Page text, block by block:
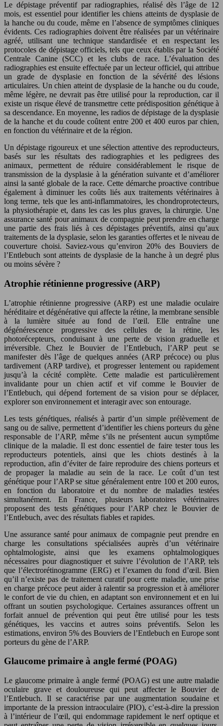
Le dépistage préventif par radiographies, réalisé dès l’âge de 12
mois, est essentiel pour identifier les chiens atteints de dysplasie de
la hanche ou du coude, même en l’absence de symptômes cliniques
évidents. Ces radiographies doivent être réalisées par un vétérinaire
agréé, utilisant une technique standardisée et en respectant les
protocoles de dépistage officiels, tels que ceux établis par la Société
Centrale Canine (SCC) et les clubs de race. L’évaluation des
radiographies est ensuite effectuée par un lecteur officiel, qui attribue
un grade de dysplasie en fonction de la sévérité des lésions
articulaires. Un chien atteint de dysplasie de la hanche ou du coude,
même légère, ne devrait pas être utilisé pour la reproduction, car il
existe un risque élevé de transmettre cette prédisposition génétique à
sa descendance. En moyenne, les radios de dépistage de la dysplasie
de la hanche et du coude coûtent entre 200 et 400 euros par chien,
en fonction du vétérinaire et de la région.
Un dépistage rigoureux et une sélection attentive des reproducteurs,
basés sur les résultats des radiographies et les pedigrees des
animaux, permettent de réduire considérablement le risque de
transmission de la dysplasie à la génération suivante et d’améliorer
ainsi la santé globale de la race. Cette démarche proactive contribue
également à diminuer les coûts liés aux traitements vétérinaires à
long terme, tels que les anti-inflammatoires, les chondroprotecteurs,
la physiothérapie et, dans les cas les plus graves, la chirurgie. Une
assurance santé pour animaux de compagnie peut prendre en charge
une partie des frais liés à ces dépistages préventifs, ainsi qu’aux
traitements de la dysplasie, selon les garanties offertes et le niveau de
couverture choisi. Saviez-vous qu’environ 20% des Bouviers de
l’Entlebuch sont atteints de dysplasie de la hanche à un degré plus
ou moins sévère ?
Atrophie rétinienne progressive (ARP)
L’atrophie rétinienne progressive (ARP) est une maladie oculaire
héréditaire et dégénérative qui affecte la rétine, la membrane sensible
à la lumière située au fond de l’œil. Elle entraîne une
dégénérescence progressive des cellules de la rétine, les
photorécepteurs, conduisant à une perte de vision graduelle et
irréversible. Chez le Bouvier de l’Entlebuch, l’ARP peut se
manifester dès l’âge de quelques années (ARP précoce) ou plus
tardivement (ARP tardive), et progresser lentement ou rapidement
jusqu’à la cécité complète. Cette maladie est particulièrement
invalidante pour un chien actif et vif comme le Bouvier de
l’Entlebuch, qui dépend fortement de sa vision pour se déplacer,
explorer son environnement et interagir avec son entourage.
Les tests génétiques, réalisés à partir d’un simple prélèvement de
sang ou de salive, permettent d’identifier les chiens porteurs du gène
responsable de l’ARP, même s’ils ne présentent aucun symptôme
clinique de la maladie. Il est donc essentiel de faire tester tous les
reproducteurs potentiels, ainsi que les chiots destinés à la
reproduction, afin d’éviter de faire reproduire des chiens porteurs et
de propager la maladie au sein de la race. Le coût d’un test
génétique pour l’ARP se situe généralement entre 100 et 200 euros,
en fonction du laboratoire et du nombre de maladies testées
simultanément. En France, plusieurs laboratoires vétérinaires
proposent des tests génétiques pour l’ARP chez le Bouvier de
l’Entlebuch, avec des résultats fiables et rapides.
Une assurance santé pour animaux de compagnie peut prendre en
charge les consultations spécialisées auprès d’un vétérinaire
ophtalmologiste, ainsi que les examens ophtalmologiques
nécessaires pour diagnostiquer et suivre l’évolution de l’ARP, tels
que l’électrorétinogramme (ERG) et l’examen du fond d’œil. Bien
qu’il n’existe pas de traitement curatif pour cette maladie, une prise
en charge précoce peut aider à ralentir sa progression et à améliorer
le confort de vie du chien, en adaptant son environnement et en lui
offrant un soutien psychologique. Certaines assurances offrent un
forfait annuel de prévention qui peut être utilisé pour les tests
génétiques, les vaccins et autres soins préventifs. Selon les
estimations, environ 5% des Bouviers de l’Entlebuch en Europe sont
porteurs du gène de l’ARP.
Glaucome primaire à angle fermé (POAG)
Le glaucome primaire à angle fermé (POAG) est une autre maladie
oculaire grave et douloureuse qui peut affecter le Bouvier de
l’Entlebuch. Il se caractérise par une augmentation soudaine et
importante de la pression intraoculaire (PIO), c’est-à-dire la pression
à l’intérieur de l’œil, qui endommage rapidement le nerf optique et